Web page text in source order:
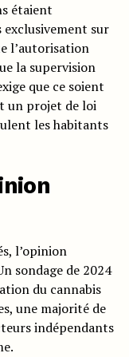
étaient
exclusivement sur
l’autorisation
la supervision
que ce soient
un projet de loi
les habitants
l’opinion
sondage de 2024
du cannabis
une majorité de
indépendants